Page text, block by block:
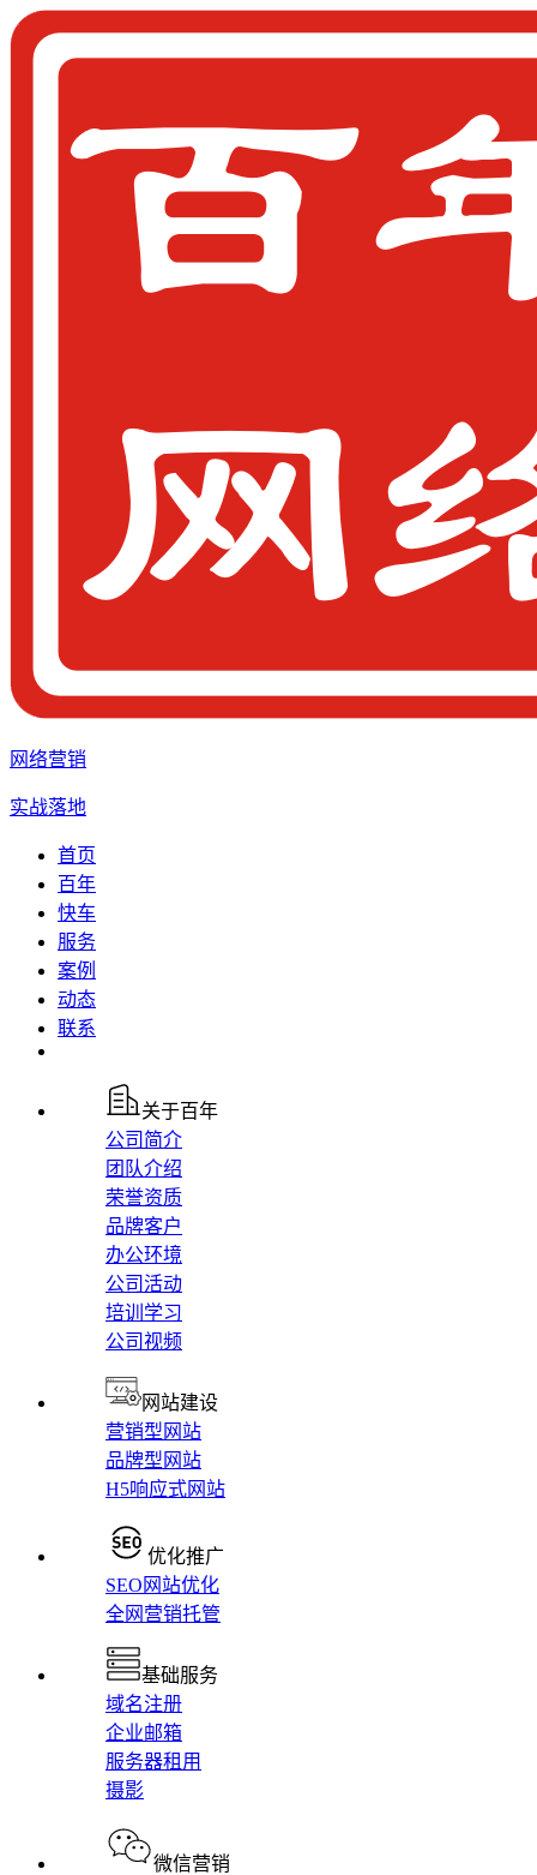
网络营销
实战落地
首页
百年
快车
服务
案例
动态
联系
关于百年
公司简介
团队介绍
荣誉资质
品牌客户
办公环境
公司活动
培训学习
公司视频
网站建设
营销型网站
品牌型网站
H5响应式网站
优化推广
SEO网站优化
全网营销托管
基础服务
域名注册
企业邮箱
服务器租用
摄影
微信营销